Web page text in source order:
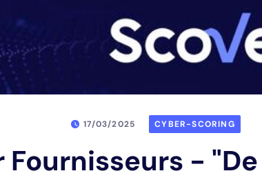
17/03/2025 CYBER-SCORING
Fournisseurs -